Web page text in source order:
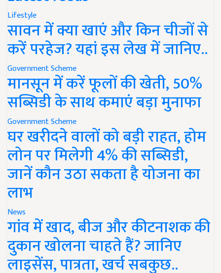
Lifestyle
सावन में क्या खाएं और किन चीजों से
करें परहेज? यहां इस लेख में जानिए..
Government Scheme
मानसून में करें फूलों की खेती, 50%
सब्सिडी के साथ कमाएं बड़ा मुनाफा
Government Scheme
घर खरीदने वालों को बड़ी राहत, होम
लोन पर मिलेगी 4% की सब्सिडी,
जानें कौन उठा सकता है योजना का
लाभ
News
गांव में खाद, बीज और कीटनाशक की
दुकान खोलना चाहते हैं? जानिए
लाइसेंस, पात्रता, खर्च सबकुछ..